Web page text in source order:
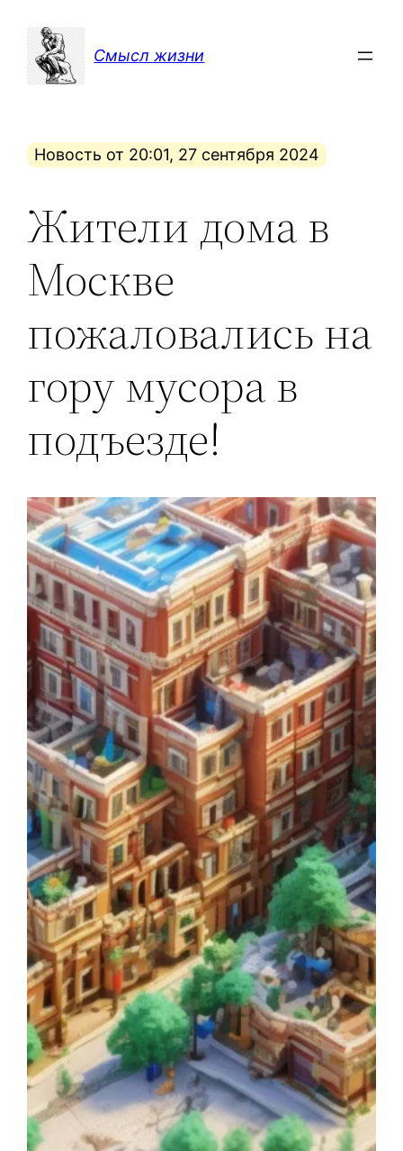
содержимому
Смысл жизни
Новость от 20:01, 27 сентября 2024
Жители дома в
Москве
пожаловались на
гору мусора в
подъезде!